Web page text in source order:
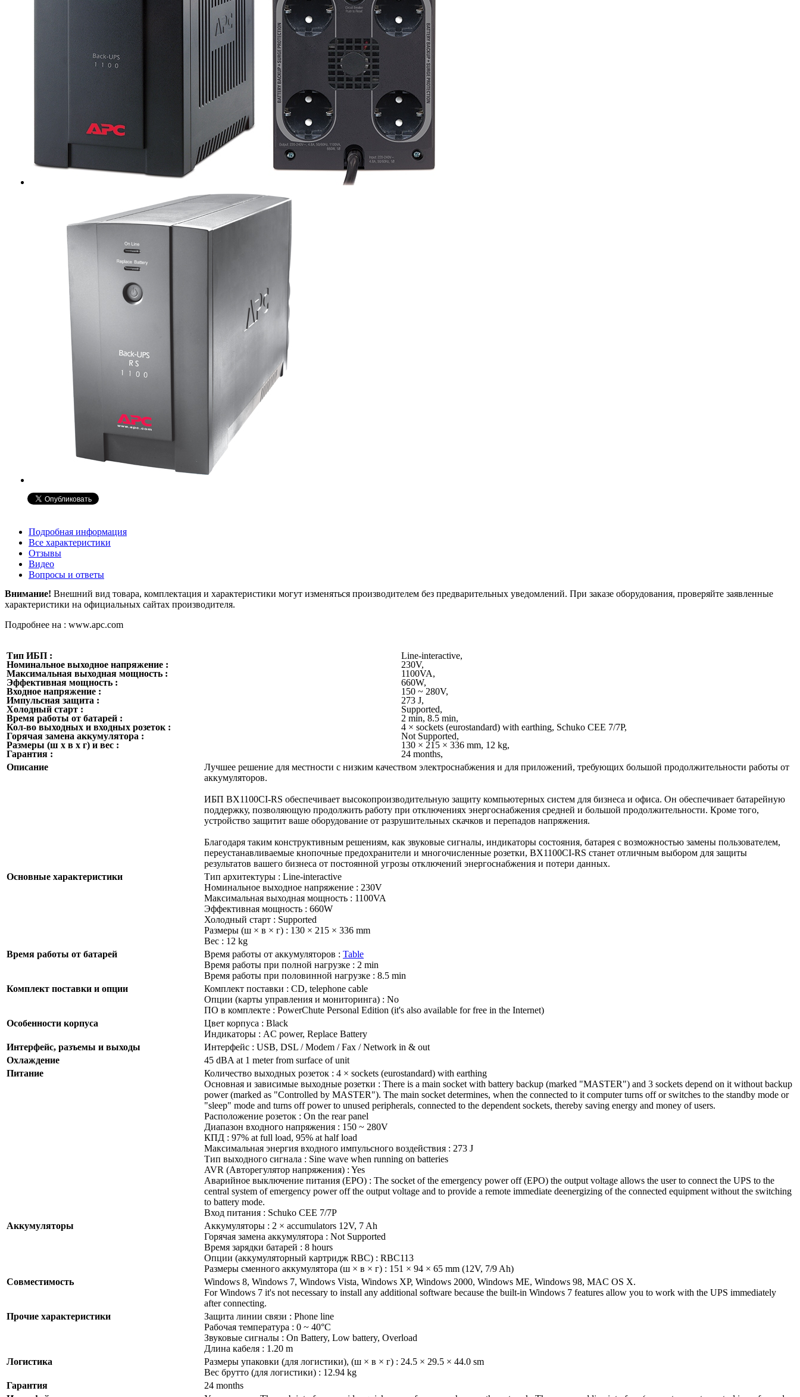
Подробная информация
Все характеристики
Отзывы
Видео
Вопросы и ответы
Внимание! Внешний вид товара, комплектация и характеристики могут изменяться производителем без предварительных уведомлений. При заказе оборудования, проверяйте заявленные
характеристики на официальных сайтах производителя.
Подробнее на : www.apc.com
Тип ИБП :
Line-interactive,
Номинальное выходное напряжение :
230V,
Максимальная выходная мощность :
1100VA,
Эффективная мощность :
660W,
Входное напряжение :
150 ~ 280V,
Импульсная защита :
273 J,
Холодный старт :
Supported,
Время работы от батарей :
2 min, 8.5 min,
Кол-во выходных и входных розеток :
4 × sockets (eurostandard) with earthing, Schuko CEE 7/7P,
Горячая замена аккумулятора :
Not Supported,
Размеры (ш x в x г) и вес :
130 × 215 × 336 mm, 12 kg,
Гарантия :
24 months,
Описание
Лучшее решение для местности с низким качеством электроснабжения и для приложений, требующих большой продолжительности работы от
аккумуляторов.
ИБП BX1100CI-RS обеспечивает высокопроизводительную защиту компьютерных систем для бизнеса и офиса. Он обеспечивает батарейную
поддержку, позволяющую продолжить работу при отключениях энергоснабжения средней и большой продолжительности. Кроме того,
устройство защитит ваше оборудование от разрушительных скачков и перепадов напряжения.
Благодаря таким конструктивным решениям, как звуковые сигналы, индикаторы состояния, батарея с возможностью замены пользователем,
переустанавливаемые кнопочные предохранители и многочисленные розетки, BX1100CI-RS станет отличным выбором для защиты
результатов вашего бизнеса от постоянной угрозы отключений энергоснабжения и потери данных.
Основные характеристики
Тип архитектуры : Line-interactive
Номинальное выходное напряжение : 230V
Максимальная выходная мощность : 1100VA
Эффективная мощность : 660W
Холодный старт : Supported
Размеры (ш × в × г) : 130 × 215 × 336 mm
Вес : 12 kg
Время работы от батарей
Время работы от аккумуляторов : Table
Время работы при полной нагрузке : 2 min
Время работы при половинной нагрузке : 8.5 min
Комплект поставки и опции
Комплект поставки : CD, telephone cable
Опции (карты управления и мониторинга) : No
ПО в комплекте : PowerChute Personal Edition (it's also available for free in the Internet)
Особенности корпуса
Цвет корпуса : Black
Индикаторы : AC power, Replace Battery
Интерфейс, разъемы и выходы
Интерфейс : USB, DSL / Modem / Fax / Network in & out
Охлаждение
45 dBA at 1 meter from surface of unit
Питание
Количество выходных розеток : 4 × sockets (eurostandard) with earthing
Основная и зависимые выходные розетки : There is a main socket with battery backup (marked "MASTER") and 3 sockets depend on it without backup
power (marked as "Controlled by MASTER"). The main socket determines, when the connected to it computer turns off or switches to the standby mode or
"sleep" mode and turns off power to unused peripherals, connected to the dependent sockets, thereby saving energy and money of users.
Расположение розеток : On the rear panel
Диапазон входного напряжения : 150 ~ 280V
КПД : 97% at full load, 95% at half load
Максимальная энергия входного импульсного воздействия : 273 J
Тип выходного сигнала : Sine wave when running on batteries
AVR (Авторегулятор напряжения) : Yes
Аварийное выключение питания (EPO) : The socket of the emergency power off (EPO) the output voltage allows the user to connect the UPS to the
central system of emergency power off the output voltage and to provide a remote immediate deenergizing of the connected equipment without the switching
to battery mode.
Вход питания : Schuko CEE 7/7P
Аккумуляторы
Аккумуляторы : 2 × accumulators 12V, 7 Ah
Горячая замена аккумулятора : Not Supported
Время зарядки батарей : 8 hours
Опции (аккумуляторный картридж RBC) : RBC113
Размеры сменного аккумулятора (ш × в × г) : 151 × 94 × 65 mm (12V, 7/9 Ah)
Совместимость
Windows 8, Windows 7, Windows Vista, Windows XP, Windows 2000, Windows ME, Windows 98, MAC OS X.
For Windows 7 it's not necessary to install any additional software because the built-in Windows 7 features allow you to work with the UPS immediately
after connecting.
Прочие характеристики
Защита линии связи : Phone line
Рабочая температура : 0 ~ 40°C
Звуковые сигналы : On Battery, Low battery, Overload
Длина кабеля : 1.20 m
Логистика
Размеры упаковки (для логистики), (ш × в × г) : 24.5 × 29.5 × 44.0 sm
Вес брутто (для логистики) : 12.94 kg
Гарантия
24 months